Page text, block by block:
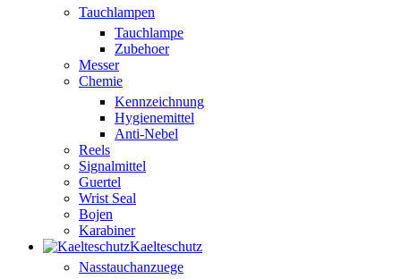
Tauchlampen
Tauchlampe
Zubehoer
Messer
Chemie
Kennzeichnung
Hygienemittel
Anti-Nebel
Reels
Signalmittel
Guertel
Wrist Seal
Bojen
Karabiner
Kaelteschutz
Nasstauchanzuege